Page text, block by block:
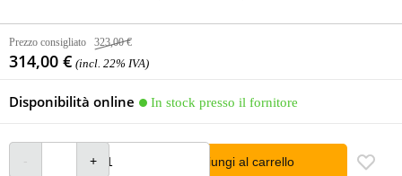
Prezzo consigliato 323,00 €
314,00 € (incl. 22% IVA)
Disponibilità online In stock presso il fornitore
Aggiungi al carrello